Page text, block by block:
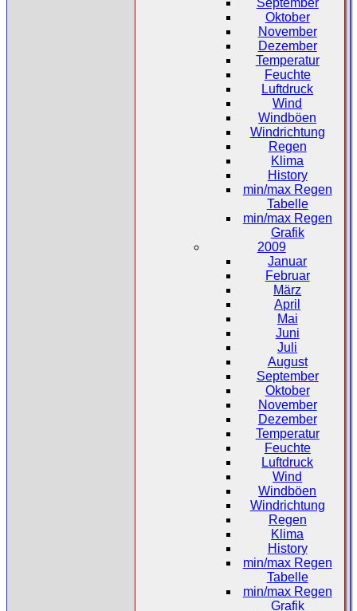
Oktober
November
Dezember
Temperatur
Feuchte
Luftdruck
Wind
Windböen
Windrichtung
Regen
Klima
History
min/max Regen
Tabelle
min/max Regen
Grafik
2009
Januar
Februar
März
April
Mai
Juni
Juli
August
September
Oktober
November
Dezember
Temperatur
Feuchte
Luftdruck
Wind
Windböen
Windrichtung
Regen
Klima
History
min/max Regen
Tabelle
min/max Regen
Grafik